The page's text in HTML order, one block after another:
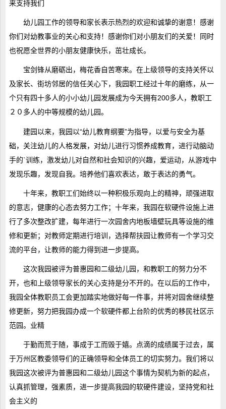
来支持我们
幼儿园工作的领导和家长表示热烈的欢迎和诚挚的谢意！感谢
你们对幼教事业的关心和支持！感谢你们对小朋友们的关爱！同时
也祝愿全世界的小朋友健康快乐，茁壮成长。
宝剑锋从磨砺出，梅花香自苦寒来。在上级领导的支持关怀以
及家长、街坊邻居的信任关心下，我园职工经过十年的磨练，从一
个只有四十多人的小小幼儿园发展成为今天拥有200多人，教职工
２０多人的中等规模的幼儿园。
建园以来，我园以“幼儿教育纲要”为指导，以爱与安全为基
础，关注幼儿的人格发展，对幼儿进行习惯养成教育，进行动脑动
手的`训练，激发幼儿对自然和社会知识的兴趣，爱运动，从游戏中
发现乐趣，发现自我。培养他们喜欢表达，敢于表达的勇气。
十年来，教职工们始终以一种积极乐观向上的精神，顽强进取
的意志，健康的心态去努力工作；十年来，我园在软硬件设施上进
行了多次整改扩建，每年进行一次园舍内地板墙壁玩具等设施的维
修和更新；对教师定期进行培训，选择帮扶园让教师有一个学习交
流的平台，让教师的能力得到进一步提高。
这次我园被评为普惠园和二级幼儿园，和教职工的努力分不
开，也和上级领导家长的关心支持是分不开的。在以后的工作中，
我园全体教职员工会更加踏实地做好每一件事，并将对园舍继续整
修更新，努力把我园办成一个软硬件都上台阶的优秀的移民社区示
范园。业精
于勤而荒于随，事成于工而毁于嬉。点滴的成绩属于过去，属
于万州区教委领导们的正确领导和全体员工的切实努力。我们将以
我园这次被评为普惠园和二级幼儿园这个事情为契机为新的起点，
认真抓管理，强素质，进一步提高我园的软硬件建设，坚持党和社
会主义的